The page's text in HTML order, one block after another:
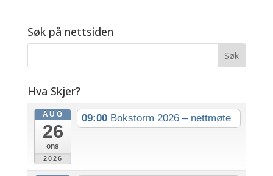
Søk på nettsiden
Hva Skjer?
AUG
26
ons
2026
09:00 Bokstorm 2026 – nettmøte